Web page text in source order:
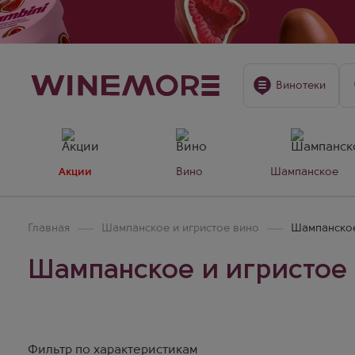
Винотеки
Акции Вино Шампанское
Главная Шампанское и игристое вино
Шампанское и
Фильтр по характеристикам